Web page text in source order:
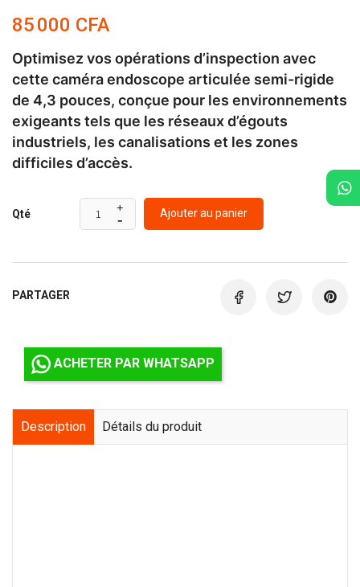
85 000 CFA
Optimisez vos opérations d’inspection avec
cette caméra endoscope articulée semi-rigide
de 4,3 pouces, conçue pour les environnements
exigeants tels que les réseaux d’égouts
industriels, les canalisations et les zones
difficiles d’accès.
Qté Ajouter au panier
PARTAGER
ACHETER PAR WHATSAPP
Description Détails du produit